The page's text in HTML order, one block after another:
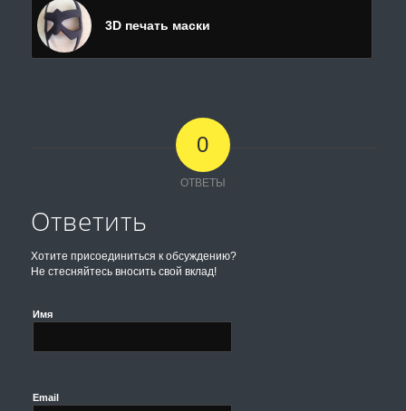
3D печать маски
0
ОТВЕТЫ
Ответить
Хотите присоединиться к обсуждению?
Не стесняйтесь вносить свой вклад!
Имя
Email